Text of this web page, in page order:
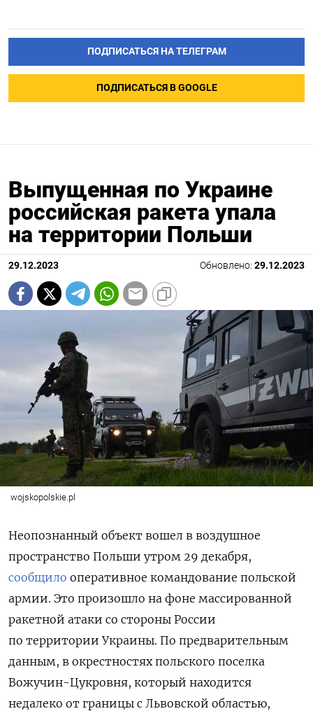
ПОДПИСАТЬСЯ НА ТЕЛЕГРАМ
ПОДПИСАТЬСЯ В GOOGLE
Выпущенная по Украине
российская ракета упала
на территории Польши
29.12.2023 Обновлено: 29.12.2023
wojskopolskie.pl
Неопознанный объект вошел в воздушное
пространство Польши утром 29 декабря,
сообщило оперативное командование польской
армии. Это произошло на фоне массированной
ракетной атаки со стороны России
по территории Украины. По предварительным
данным, в окрестностях польского поселка
Вожучин-Цукровня, который находится
недалеко от границы с Львовской областью,